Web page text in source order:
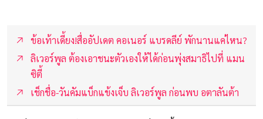
ข้อเท้าเดี้ยง!สื่ออัปเดต คอเนอร์ แบรดลีย์ พักนานแค่ไหน?
ลิเวอร์พูล ต้องเอาชนะตัวเองให้ได้ก่อนพุ่งสมาธิไปที่ แมน
ซิตี้
เช็กชื่อ-วันคัมแบ็กแข้งเจ็บ ลิเวอร์พูล ก่อนพบ อตาลันต้า